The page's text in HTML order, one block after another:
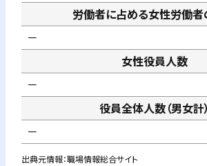
労働者に占める女性労働
－
女性役員人数
－
役員全体人数（男女計）
－
出典元情報：職場情報総合サイト